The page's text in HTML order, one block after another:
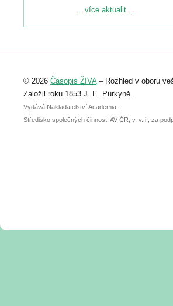
Podrobnější informace ke konferenci
Registrovat se můžete do 6. září.
abstraktu přihlášené přednášky nebo
posteru je už 30. června.
... více aktualit ...
© 2026 Časopis ŽIVA– Rozhled v oboru
Založil roku 1853 J. E. Purkyně.
Vydává Nakladatelství Academia,
Středisko společných činností AV ČR, v. v. i., za